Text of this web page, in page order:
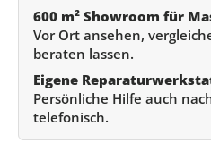
600 m² Showroom für
Vor Ort ansehen,
beraten lassen.
Eigene
Persönliche Hilfe auch
telefonisch.